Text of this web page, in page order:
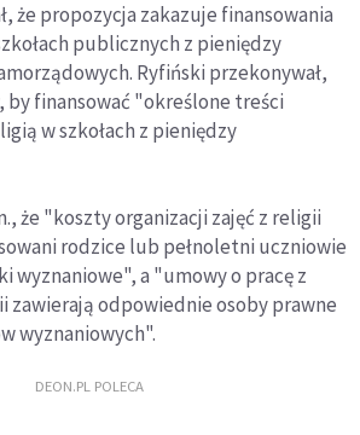
że propozycja zakazuje finansowania
publicznych z pieniędzy
Ryfiński przekonywał,
by finansować "określone treści
w szkołach z pieniędzy
że "koszty organizacji zajęć z religii
rodzice lub pełnoletni uczniowie
wyznaniowe", a "umowy o pracę z
zawierają odpowiednie osoby prawne
wyznaniowych".
DEON.PL POLECA